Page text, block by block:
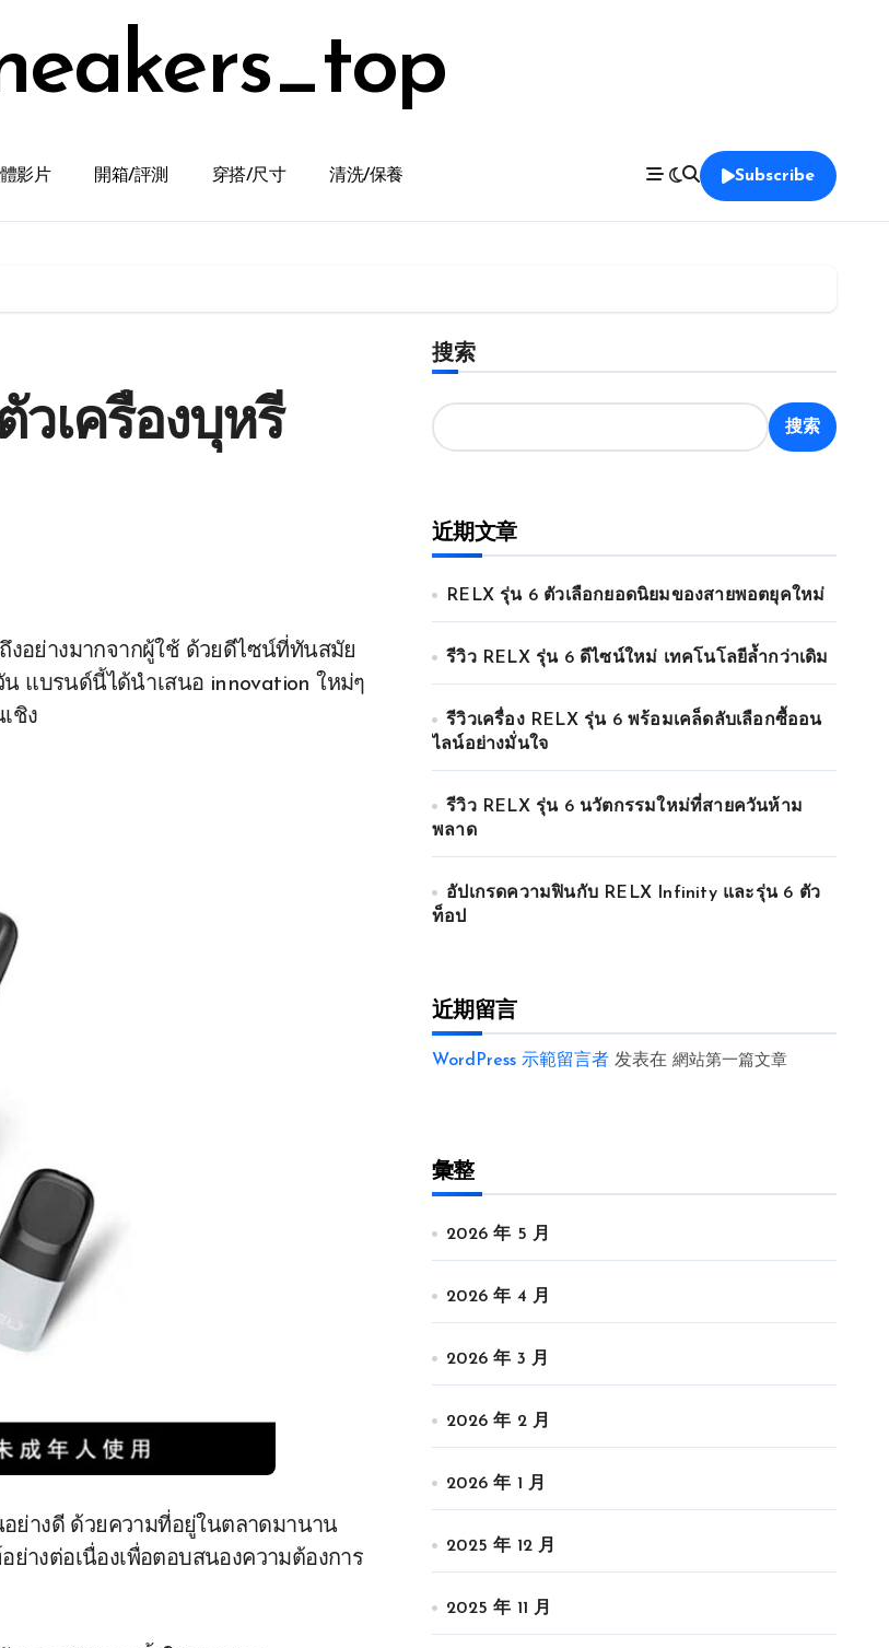
影片 開箱/評測 穿搭/尺寸 清洗/保養 Subscribe
วเครื่องบุหรี่
งอย่างมากจากผู้ใช้ ด้วยดีไซน์ที่ทันสมัย
แบรนด์นี้ได้นำเสนอ innovation ใหม่ๆ
ชิง
ย่างดี ด้วยความที่อยู่ในตลาดมานาน
างต่อเนื่องเพื่อตอบสนองความต้องการ
搜索
搜索
近期文章
RELX รุ่น 6 ตัวเลือกยอดนิยมของสายพอตยุคใหม่
รีวิว RELX รุ่น 6 ดีไซน์ใหม่ เทคโนโลยีล้ำกว่าเดิม
รีวิวเครื่อง RELX รุ่น 6 พร้อมเคล็ดลับเลือกซื้ออน
ไลน์อย่างมั่นใจ
รีวิว RELX รุ่น 6 นวัตกรรมใหม่ที่สายควันห้าม
พลาด
อัปเกรดความฟินกับ RELX Infinity และรุ่น 6 ตัว
ท็อป
近期留言
WordPress 示範留言者 发表在 網站第一篇文章
彙整
2026 年 5 月
2026 年 4 月
2026 年 3 月
2026 年 2 月
2026 年 1 月
2025 年 12 月
2025 年 11 月